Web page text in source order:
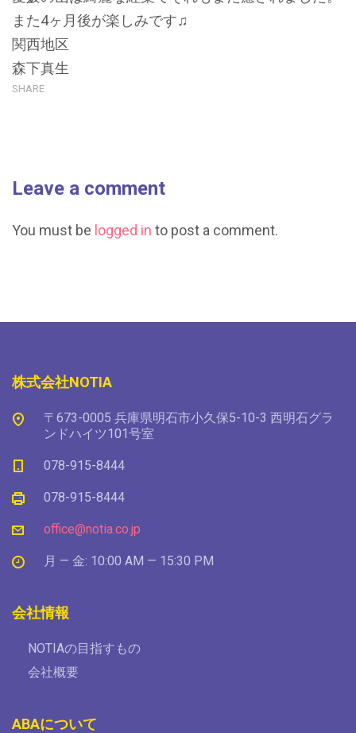
また4ヶ月後が楽しみです♫
関西地区
森下真生
SHARE
Leave a comment
You must be logged in to post a comment.
株式会社NOTIA
〒673-0005 兵庫県明石市小久保5-10-3 西明石グラ
ンドハイツ101号室
078-915-8444
078-915-8444
office@notia.co.jp
月 — 金: 10:00 AM — 15:30 PM
会社情報
NOTIAの目指すもの
会社概要
ABAについて